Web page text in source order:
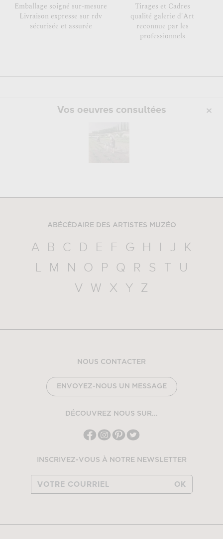
Emballage soigné sur-mesure
Livraison expresse sur rdv
sécurisée et assurée
Tirages et Cadres
qualité galerie d'Art
reconnue par les
professionnels
Vos oeuvres consultées
ABÉCÉDAIRE DES ARTISTES MUZÉO
A B C D E F G H J
K
L
M N O P Q R S
U
V
W X Y Z
NOUS CONTACTER
ENVOYEZ-NOUS UN MESSAGE
DÉCOUVREZ NOUS SUR...
INSCRIVEZ-VOUS À NOTRE NEWSLETTER
OK